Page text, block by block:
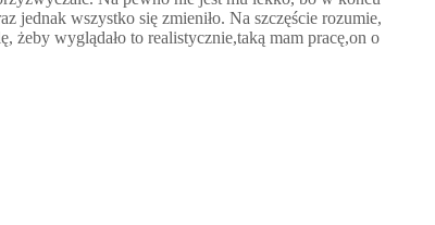
jednak wszystko się zmieniło. Na szczęście rozumie,
żeby wyglądało to realistycznie,taką mam pracę,on o